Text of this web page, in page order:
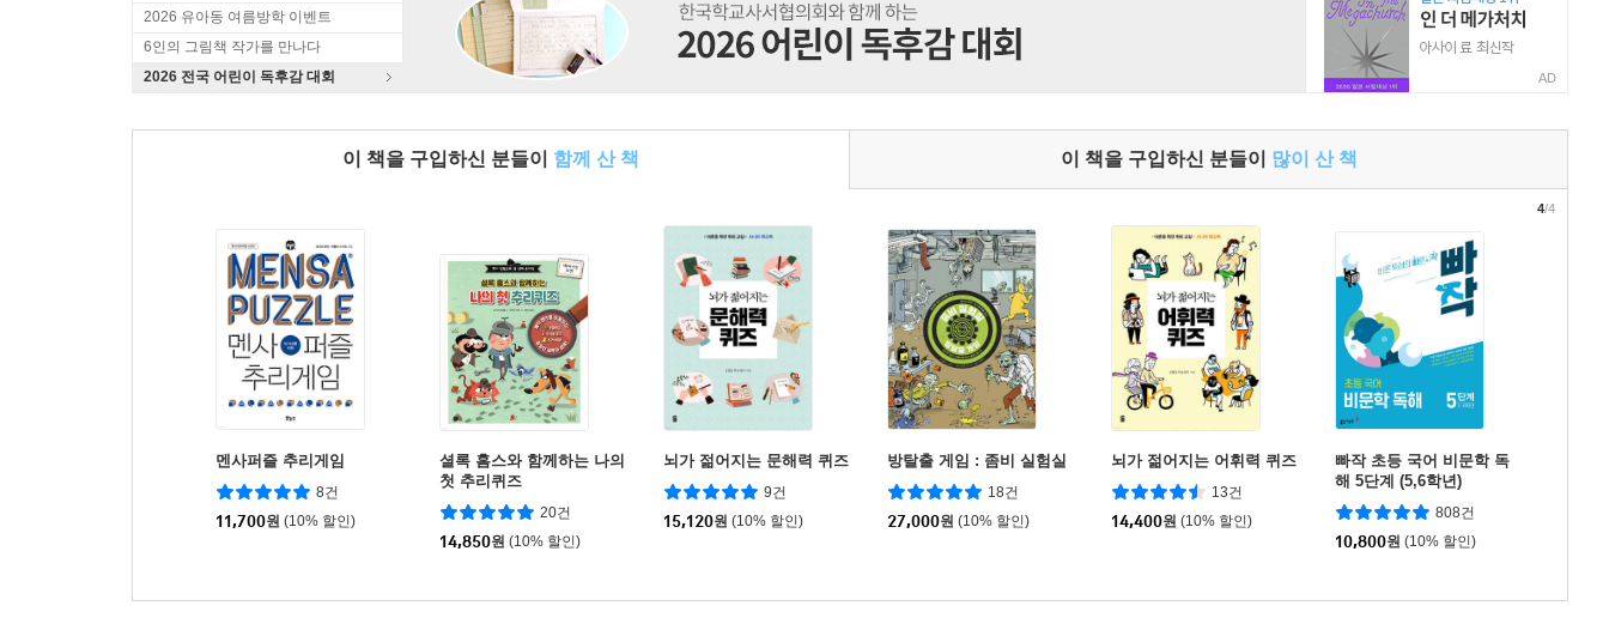
2026 유아동 여름방학 이벤트
6인의 그림책 작가를 만나다
2026 전국 어린이 독후감 대회
AD
이 책을 구입하신 분들이 함께 산 책 이 책을 구입하신 분들이 많이 산 책
멘사퍼즐 추리게임
8건
11,700원 (10% 할인)
셜록 홈스와 함께하는 나의
첫 추리퀴즈
20건
14,850원 (10% 할인)
뇌가 젊어지는 문해력 퀴즈
9건
15,120원 (10% 할인)
방탈출 게임 : 좀비 실험실
18건
27,000원 (10% 할인)
뇌가 젊어지는 어휘력 퀴즈
13건
14,400원 (10% 할인)
빠작 초등 국어 비문학 독
해 5단계 (5,6학년)
808건
10,800원 (10% 할인)
4/4